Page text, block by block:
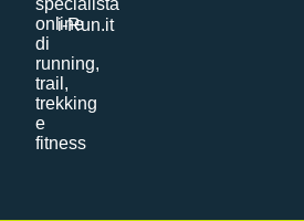
i-Run.it